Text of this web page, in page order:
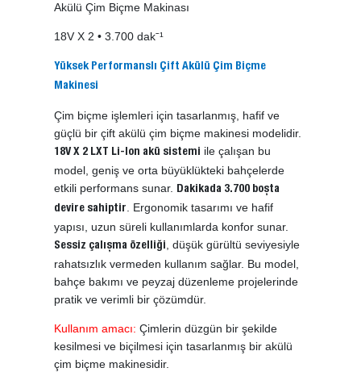
Akülü Çim Biçme Makinası
18V X 2 • 3.700 dakˉ¹
Yüksek Performanslı Çift Akülü Çim Biçme
Makinesi
Çim biçme işlemleri için tasarlanmış, hafif ve
güçlü bir çift akülü çim biçme makinesi modelidir.
18V X 2 LXT Li-Ion akü sistemi ile çalışan bu
model, geniş ve orta büyüklükteki bahçelerde
etkili performans sunar. Dakikada 3.700 boşta
devire sahiptir. Ergonomik tasarımı ve hafif
yapısı, uzun süreli kullanımlarda konfor sunar.
Sessiz çalışma özelliği, düşük gürültü seviyesiyle
rahatsızlık vermeden kullanım sağlar. Bu model,
bahçe bakımı ve peyzaj düzenleme projelerinde
pratik ve verimli bir çözümdür.
Kullanım amacı:Çimlerin düzgün bir şekilde
kesilmesi ve biçilmesi için tasarlanmış bir akülü
çim biçme makinesidir.